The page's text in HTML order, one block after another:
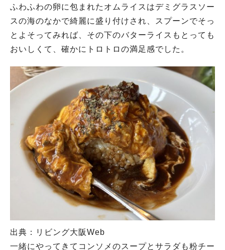
ふわふわの卵に包まれたオムライスはデミグラスソー
スの海のなかで綺麗に盛り付けされ、スプーンでそっ
とよそってみれば、その下のバターライスもとっても
おいしくて、確かにトロトロの満足感でした。
出典：リビング大阪Web
一緒にやってきてコンソメのスープとサラダも粉チー